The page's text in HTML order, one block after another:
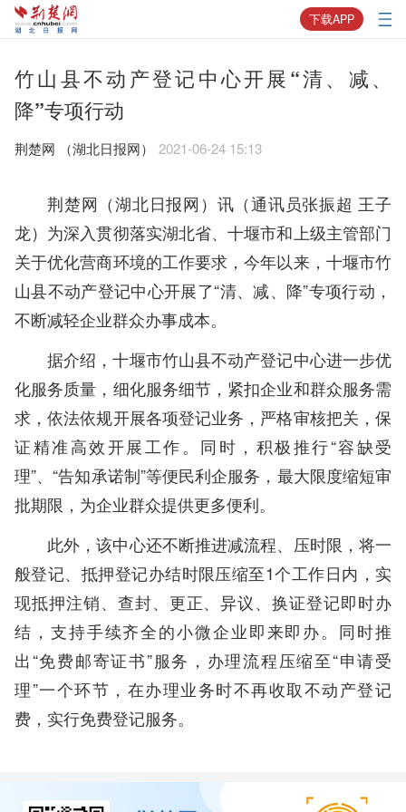
下载APP
竹山县不动产登记中心开展“清、减、
降”专项行动
荆楚网 ​（湖北日报网） 2021-06-24 15:13
荆楚网（湖北日报网）讯（通讯员张振超 王子
龙） 为深入贯彻落实湖北省、十堰市和上级主管部门
关于优化营商环境的工作要求 ，今年以来， 十堰市竹
山县不动产登记中心开展了“清、减、降”专项行动，
不断减轻企业群众办事成本。
据介绍，十堰市竹山县不动产登记中心进一步优
化服务质量，细化服务细节，紧扣企业和群众服务需
求，依法依规开展各项登记业务，严格审核把关，保
证精准高效开展工作。同时，积极推行“容缺受
理”、“告知承诺制”等便民利企服务，最大限度缩短审
批期限，为企业群众提供更多便利。
此外，该中心还不断推进减流程、压时限，将一
般登记、抵押登记办结时限压缩至1个工作日内，实
现抵押注销、查封、更正、异议、换证登记即时办
结，支持手续齐全的小微企业即来即办。同时推
出“免费邮寄证书”服务，办理流程压缩至“申请受
理”一个环节，在办理业务时不再收取不动产登记
费，实行免费登记服务。